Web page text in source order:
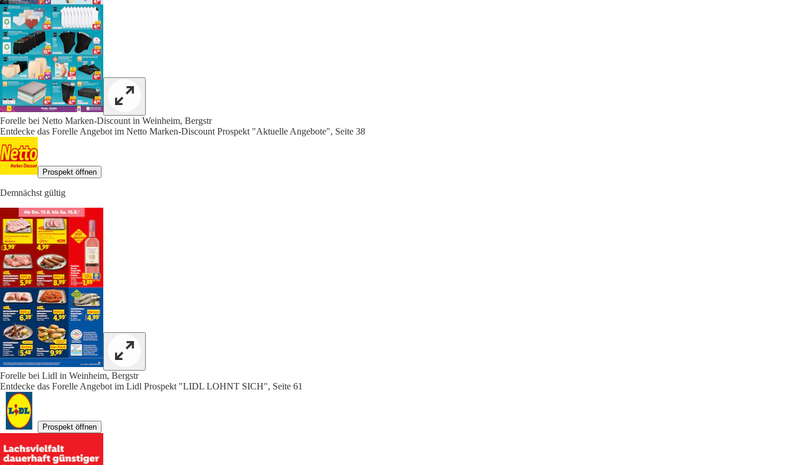
Forelle bei Netto Marken-Discount in Weinheim, Bergstr
Entdecke das Forelle Angebot im Netto Marken-Discount Prospekt "Aktuelle Angebote", Seite 38
Prospekt öffnen
Demnächst gültig
Forelle bei Lidl in Weinheim, Bergstr
Entdecke das Forelle Angebot im Lidl Prospekt "LIDL LOHNT SICH", Seite 61
Prospekt öffnen